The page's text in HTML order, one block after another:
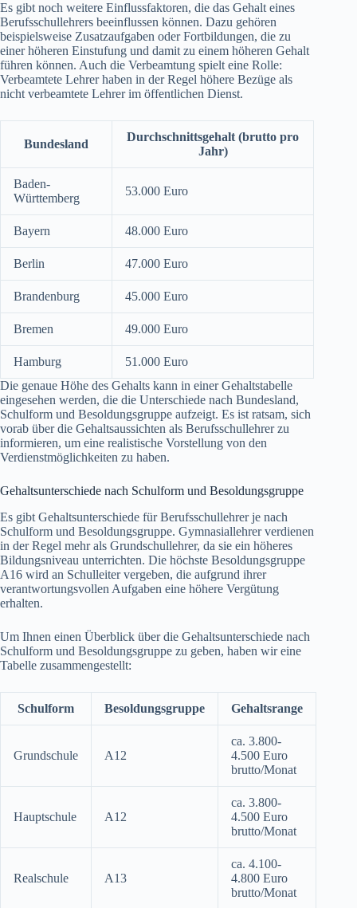
Es gibt noch weitere Einflussfaktoren, die das Gehalt eines
Berufsschullehrers beeinflussen können. Dazu gehören
beispielsweise Zusatzaufgaben oder Fortbildungen, die zu
einer höheren Einstufung und damit zu einem höheren Gehalt
führen können. Auch die Verbeamtung spielt eine Rolle:
Verbeamtete Lehrer haben in der Regel höhere Bezüge als
nicht verbeamtete Lehrer im öffentlichen Dienst.
Bundesland
Durchschnittsgehalt (brutto pro
Jahr)
Baden-
Württemberg
53.000 Euro
Bayern 48.000 Euro
Berlin 47.000 Euro
Brandenburg 45.000 Euro
Bremen 49.000 Euro
Hamburg
51.000 Euro
Die genaue Höhe des Gehalts kann in einer Gehaltstabelle
eingesehen werden, die die Unterschiede nach Bundesland,
Schulform und Besoldungsgruppe aufzeigt. Es ist ratsam, sich
vorab über die Gehaltsaussichten als Berufsschullehrer zu
informieren, um eine realistische Vorstellung von den
Verdienstmöglichkeiten zu haben.
Gehaltsunterschiede nach Schulform und Besoldungsgruppe
Es gibt Gehaltsunterschiede für Berufsschullehrer je nach
Schulform und Besoldungsgruppe. Gymnasiallehrer verdienen
in der Regel mehr als Grundschullehrer, da sie ein höheres
Bildungsniveau unterrichten. Die höchste Besoldungsgruppe
A16 wird an Schulleiter vergeben, die aufgrund ihrer
verantwortungsvollen Aufgaben eine höhere Vergütung
erhalten.
Um Ihnen einen Überblick über die Gehaltsunterschiede nach
Schulform und Besoldungsgruppe zu geben, haben wir eine
Tabelle zusammengestellt:
Schulform Besoldungsgruppe Gehaltsrange
Grundschule A12
ca. 3.800-
4.500 Euro
brutto/Monat
Hauptschule A12
ca. 3.800-
4.500 Euro
brutto/Monat
Realschule A13
ca. 4.100-
4.800 Euro
brutto/Monat